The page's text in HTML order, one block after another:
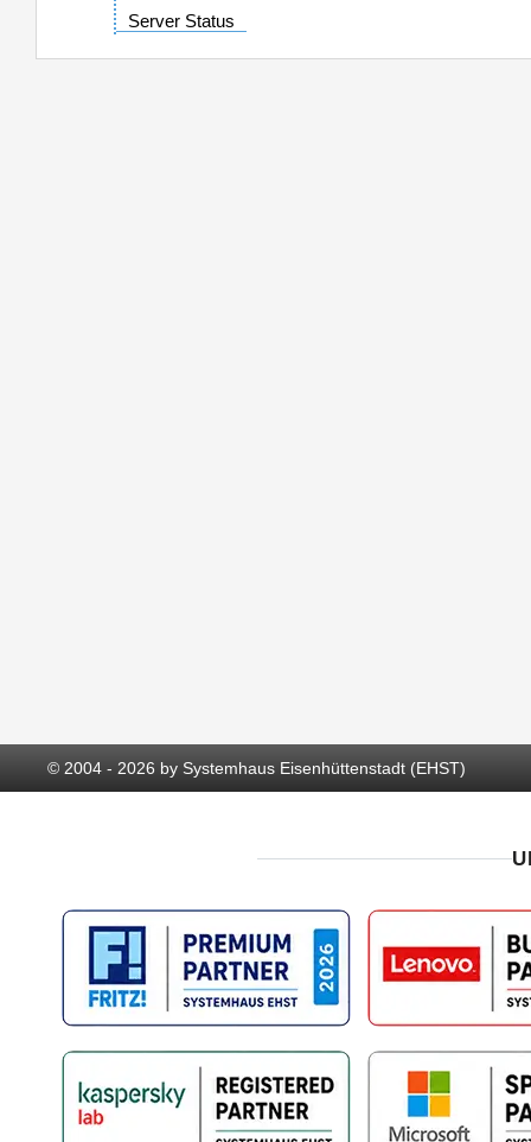
Server Status
© 2004 - 2026 by Systemhaus Eisenhüttenstadt (EHST)